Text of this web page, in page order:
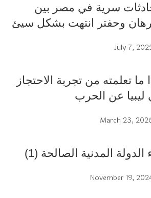
سرية في مصر بين
وحفتر انتهت بشكل سيئ
July 7,
ما تعلمته من تجربة الاحتجاز
ليبيا عن الحرب
March 23,
الدولة المدنية الصالحة (1)
November 19,